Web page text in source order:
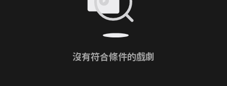
沒有符合條件的戲劇